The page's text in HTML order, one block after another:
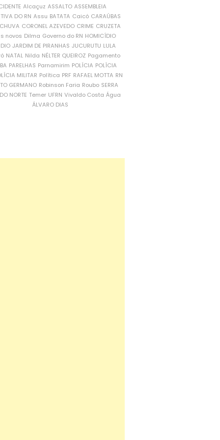
Alcaçuz ASSALTO ASSEMBLEIA
DO RN Assu BATATA Caicó CARAÚBAS
CORONEL AZEVEDO CRIME CRUZETA
novos Dilma Governo do RN HOMICÍDIO
JARDIM DE PIRANHAS JUCURUTU LULA
NATAL Nilda NÉLTER QUEIROZ Pagamento
PARELHAS Parnamirim POLÍCIA POLÍCIA
MILITAR Política PRF RAFAEL MOTTA RN
GERMANO Robinson Faria Roubo SERRA
NORTE Temer UFRN Vivaldo Costa Água
ÁLVARO DIAS